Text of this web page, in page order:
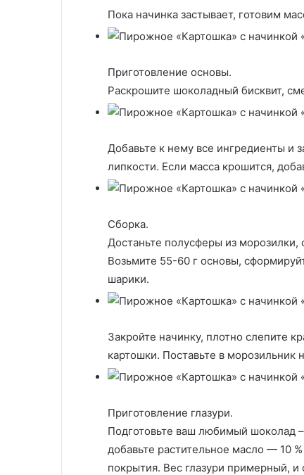
Пока начинка застывает, готовим
Приготовление основы.
Раскрошите шоколадный бисквит,
Добавьте к нему все ингредиенты и
липкости. Если масса крошится,
Сборка.
Достаньте полусферы из морозилки,
Возьмите 55-60 г основы,
шарики.
Закройте начинку, плотно слепите
картошки. Поставьте в морозильник
Приготовление глазури.
Подготовьте ваш любимый шоколад
добавьте растительное масло — 10
покрытия. Вес глазури примерный, и